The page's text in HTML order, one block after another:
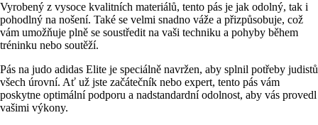
Vyrobený z vysoce kvalitních materiálů, tento pás je jak odolný, tak i
pohodlný na nošení. Také se velmi snadno váže a přizpůsobuje, což
vám umožňuje plně se soustředit na vaši techniku a pohyby během
tréninku nebo soutěží.
Pás na judo adidas Elite je speciálně navržen, aby splnil potřeby judistů
všech úrovní. Ať už jste začátečník nebo expert, tento pás vám
poskytne optimální podporu a nadstandardní odolnost, aby vás provedl
vašimi výkony.